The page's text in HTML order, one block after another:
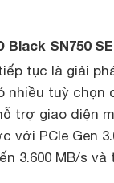
Black SN750 SE
tục là giải
nhiều tuỳ chọn
trợ giao diện
với PCIe Gen
3.600 MB/s